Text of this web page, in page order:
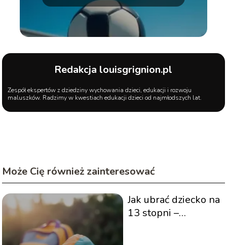
Redakcja louisgrignion.pl
Zespół ekspertów z dziedziny wychowania dzieci, edukacji i rozwoju
maluszków. Radzimy w kwestiach edukacji dzieci od najmłodszych lat.
Może Cię również zainteresować
Jak ubrać dziecko na
13 stopni –